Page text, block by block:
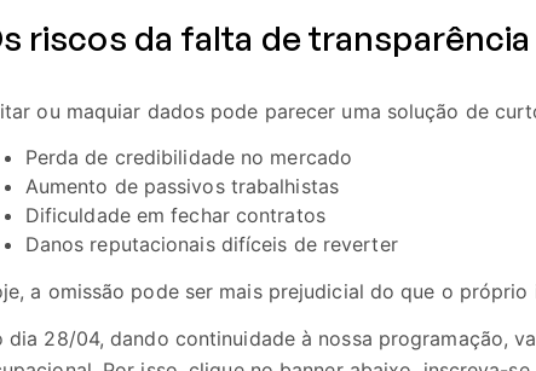
riscos da falta de transparência
ou maquiar dados pode parecer uma solução de
Perda de credibilidade no mercado
Aumento de passivos trabalhistas
Dificuldade em fechar contratos
Danos reputacionais difíceis de reverter
a omissão pode ser mais prejudicial do que o
dia 28/04, dando continuidade à nossa programação,